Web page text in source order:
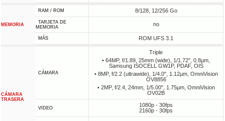
MEMORIA
RAM / ROM 8/128, 12/256 Go
TARJETA DE
MEMORIA
no
MÁS ROM UFS 3.1
CÁMARA
TRASERA
CÁMARA
Triple
• 64MP, f/1.89, 25mm (wide), 1/1.72", 0.8µm,
Samsung ISOCELL GW1P, PDAF, OIS
• 8MP, f/2.2 (ultrawide), 1/4.0", 1.12µm, OmniVision
OV8856
• 2MP, f/2.4, 24mm, 1/5.00", 1.75µm, OmniVision
OV02B
VIDEO
1080p - 30fps
2160p - 30fps